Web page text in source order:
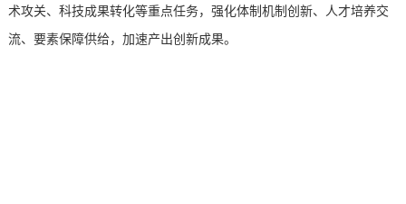
术攻关、科技成果转化等重点任务，强化体制机制创新、人才培养交
流、要素保障供给，加速产出创新成果。